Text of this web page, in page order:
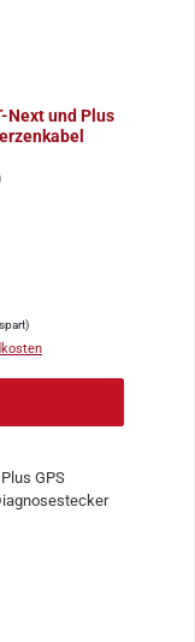
Next und Plus